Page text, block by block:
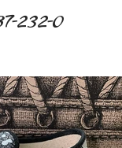
232-0